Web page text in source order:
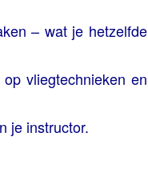
– wat je hetzelfde
vliegtechnieken en
je instructor.